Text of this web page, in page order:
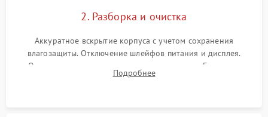
2. Разборка и очистка
Аккуратное вскрытие корпуса с учетом сохранения
влагозащиты. Отключение шлейфов питания и дисплея.
Очистка внутренних плат от окислов и пыли. Бережная
обработка германиевого объектива специализированными
Подробнее